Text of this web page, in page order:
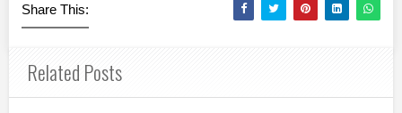
Share This:
Related Posts